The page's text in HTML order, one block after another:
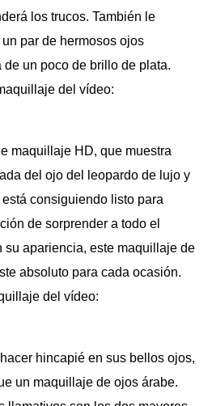
los trucos. También le
par de hermosos ojos
un poco de brillo de plata.
del vídeo:
maquillaje HD, que muestra
del ojo del leopardo de lujo y
consiguiendo listo para
de sorprender a todo el
su apariencia, este maquillaje de
absoluto para cada ocasión.
del vídeo:
hincapié en sus bellos ojos,
un maquillaje de ojos árabe.